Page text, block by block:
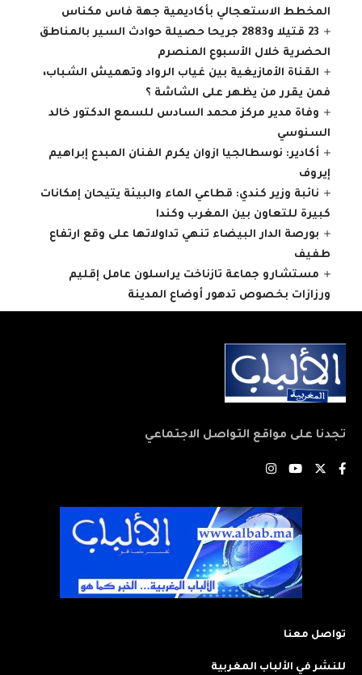
المخطط الاستعجالي بأكاديمية جهة فاس مكناس
23 قتيلا و2883 جريحا حصيلة حوادث السير بالمناطق
الحضرية ‏خلال الأسبوع المنصرم
القناة الأمازيغية بين غياب الرواد وتهميش الشباب،
فمن يقرر من يظهر على الشاشة ؟
وفاة مدير مركز محمد السادس للسمع الدكتور خالد
السنوسي
أكادير: نوسطالجيا ازوان يكرم الفنان المبدع إبراهيم
إيروف
نائبة وزير كندي: قطاعي الماء والبيئة يتيحان إمكانات
كبيرة للتعاون بين المغرب وكندا
بورصة الدار البيضاء تنهي تداولاتها على وقع ارتفاع
طفيف
مستشارو جماعة تازناخت يراسلون عامل إقليم
ورزازات بخصوص تدهور أوضاع المدينة
تجدنا على مواقع التواصل الاجتماعي
تواصل معنا
للنشر في الألباب المغربية